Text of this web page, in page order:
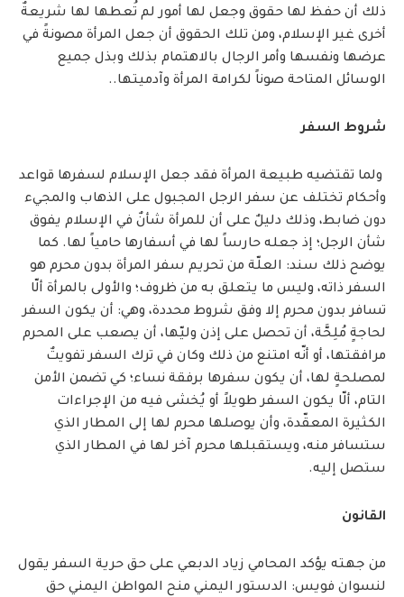
ذلك أن حفظ لها حقوق وجعل لها أمور لم تُعطها لها شريعةٌ
أخرى غير الإسلام، ومن تلك الحقوق أن جعل المرأة مصونةً في
عرضها ونفسها وأمر الرجال بالاهتمام بذلك وبذل جميع
الوسائل المتاحة صوناً لكرامة المرأة وآدميتها..
شروط السفر
ولما تقتضيه طبيعة المرأة فقد جعل الإسلام لسفرها قواعد
وأحكام تختلف عن سفر الرجل المجبول على الذهاب والمجيء
دون ضابط، وذلك دليلٌ على أن للمرأة شأنٌ في الإسلام يفوق
شأن الرجل؛ إذ جعله حارساً لها في أسفارها حامياً لها. كما
يوضح ذلك سند: العلّة من تحريم سفر المرأة بدون محرم هو
السفر ذاته، وليس ما يتعلق به من ظروف؛ والأولى بالمرأة ألّا
تسافر بدون محرم إلا وفق شروط محددة، وهي: أن يكون السفر
لحاجةٍ مُلِحَّة، أن تحصل على إذن وليّها، أن يصعب على المحرم
مرافقتها، أو أنّه امتنع من ذلك وكان في ترك السفر تفويتٌ
لمصلحةٍ لها، أن يكون سفرها برفقة نساء؛ كي تضمن الأمن
التام، ألّا يكون السفر طويلاً أو يُخشى فيه من الإجراءات
الكثيرة المعقّدة، وأن يوصلها محرم لها إلى المطار الذي
ستسافر منه، ويستقبلها محرم آخر لها في المطار الذي
ستصل إليه.
القانون
من جهته يؤكد المحامي زياد الدبعي على حق حرية السفر يقول
لنسوان فويس: الدستور اليمني منح المواطن اليمني حق